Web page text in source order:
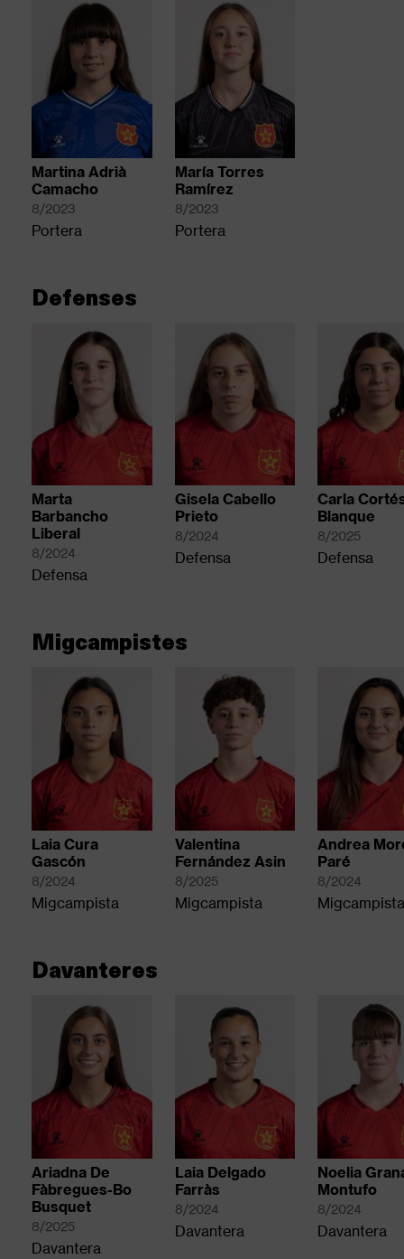
main
menu
items
Martina Adrià
Camacho
8/2023
Portera
María Torres
Ramírez
8/2023
Portera
Defenses
Marta
Barbancho
Liberal
8/2024
Defensa
Gisela Cabello
Prieto
8/2024
Defensa
Carla
Blanque
8/2025
Defensa
Migcampistes
Laia Cura
Gascón
8/2024
Migcampista
Valentina
Fernández Asin
8/2025
Migcampista
Andrea
Paré
8/2024
Davanteres
Ariadna De
Fàbregues-Bo
Busquet
8/2025
Davantera
Laia Delgado
Farràs
8/2024
Davantera
Noelia
Montufo
8/2024
Davantera